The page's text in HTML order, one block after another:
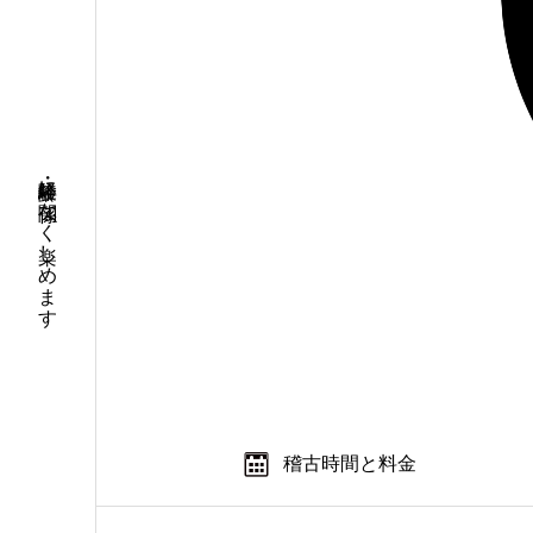
年齢・経験に関係なく楽しめます
稽古時間と料金